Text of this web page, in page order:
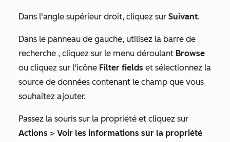
Dans l'angle supérieur droit, cliquez sur Suivant.
Dans le panneau de gauche, utilisez la barre de
recherche , cliquez sur le menu déroulant Browse
ou cliquez sur l'icône Filter fields et sélectionnez la
source de données contenant le champ que vous
souhaitez ajouter.
Passez la souris sur la propriété et cliquez sur
Actions > Voir les informations sur la propriété